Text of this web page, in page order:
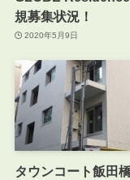
規募集状況！
2020年5月9日
タウンコート飯田